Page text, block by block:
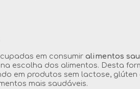
em consumir alimentos
escolha dos alimentos. Desta
em produtos sem lactose, glúten
mais saudáveis.